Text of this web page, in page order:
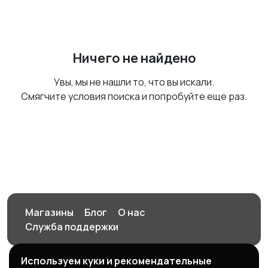
Ничего не найдено
Увы, мы не нашли то, что вы искали.
Смягчите условия поиска и попробуйте еще раз.
Магазины Блог
О нас
Служба поддержки
Используем куки и рекомендательные